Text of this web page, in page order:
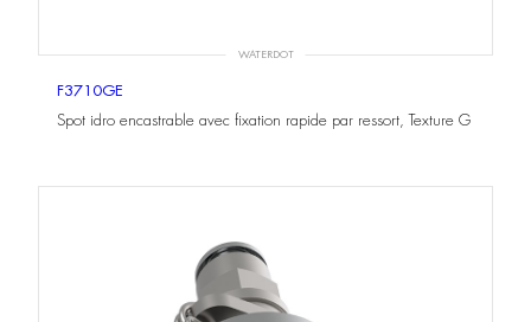
WATERDOT
F3710GE
Spot idro encastrable avec fixation rapide par ressort, Texture G